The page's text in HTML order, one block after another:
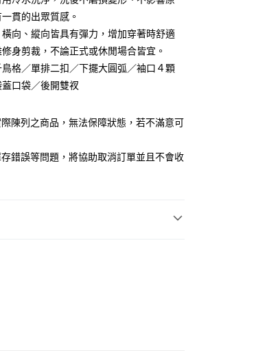
兆豐國際商業銀行
台中商業銀行
華泰商業銀行
遠東國際商業銀行
永豐商業銀行
中國信託商業銀行
台北富邦商業銀行
台中商業銀行
華泰商業銀行
遠東國際商業銀行
永豐商業銀行
貫的出眾質感。
向、縱向皆具有彈力，增加穿著時舒適
身剪裁，不論正式或休閒場合皆宜。
格／單排二扣／下擺大圓弧／袖口４顆
口袋／後開雙衩
陳列之商品，無法保障狀態，若不滿意可
錯誤等問題，將協助取消訂單並且不會收